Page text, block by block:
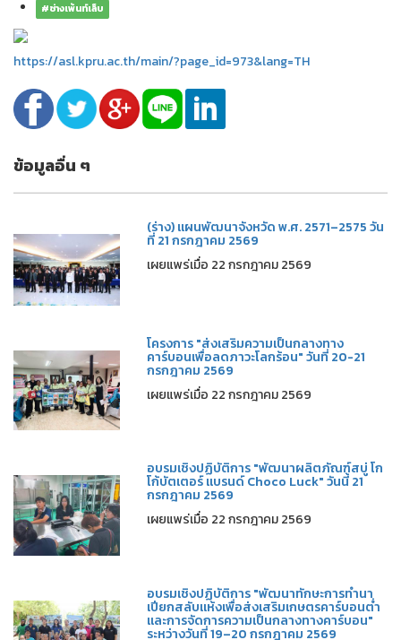
#ช่างเพ้นท์เล็บ
https://asl.kpru.ac.th/main/?page_id=973&lang=TH
ข้อมูลอื่น ๆ
(ร่าง) แผนพัฒนาจังหวัด พ.ศ. 2571–2575 วัน
ที่ 21 กรกฎาคม 2569
เผยแพร่เมื่อ 22 กรกฎาคม 2569
โครงการ "ส่งเสริมความเป็นกลางทาง
คาร์บอนเพื่อลดภาวะโลกร้อน" วันที่ 20-21
กรกฎาคม 2569
เผยแพร่เมื่อ 22 กรกฎาคม 2569
อบรมเชิงปฏิบัติการ "พัฒนาผลิตภัณฑ์สบู่ โก
โก้บัตเตอร์ แบรนด์ Choco Luck" วันนี้ 21
กรกฎาคม 2569
เผยแพร่เมื่อ 22 กรกฎาคม 2569
อบรมเชิงปฏิบัติการ "พัฒนาทักษะการทำนา
เปียกสลับแห้งเพื่อส่งเสริมเกษตรคาร์บอนต่ำ
และการจัดการความเป็นกลางทางคาร์บอน"
ระหว่างวันที่ 19–20 กรกฎาคม 2569